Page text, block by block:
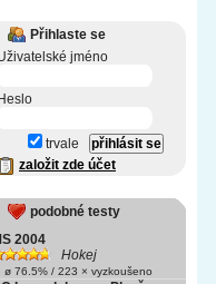
Přihlaste se
jméno
Heslo
trvale
založit zde účet
podobné testy
2004
Hokej
76.5% / 223 × vyzkoušeno